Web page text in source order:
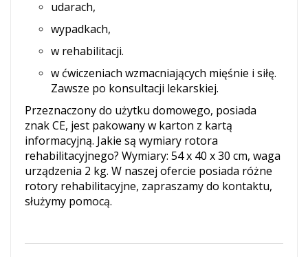
udarach,
wypadkach,
w rehabilitacji.
w ćwiczeniach wzmacniających mięśnie i siłę.
Zawsze po konsultacji lekarskiej.
Przeznaczony do użytku domowego, posiada
znak CE, jest pakowany w karton z kartą
informacyjną. Jakie są wymiary rotora
rehabilitacyjnego? Wymiary: 54 x 40 x 30 cm, waga
urządzenia 2 kg. W naszej ofercie posiada różne
rotory rehabilitacyjne, zapraszamy do kontaktu,
służymy pomocą.